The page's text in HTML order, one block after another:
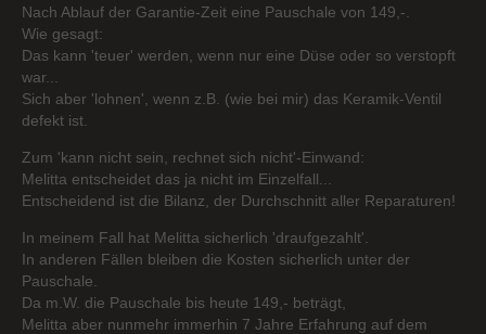
Nach Ablauf der Garantie-Zeit eine Pauschale von 149,-.
Wie gesagt:
Das kann 'teuer' werden, wenn nur eine Düse oder so verstopft
war...
Sich aber 'lohnen', wenn z.B. (wie bei mir) das Keramik-Ventil
defekt ist.
Zum 'kann nicht sein, rechnet sich nicht'-Einwand:
Melitta entscheidet das ja nicht im Einzelfall...
Entscheidend ist die Bilanz, der Durchschnitt aller Reparaturen!
In meinem Fall hat Melitta sicherlich 'draufgezahlt'.
In anderen Fällen bleiben die Kosten sicherlich unter der
Pauschale.
Da m.W. die Pauschale bis heute 149,- beträgt,
Melitta aber nunmehr immerhin 7 Jahre Erfahrung auf dem